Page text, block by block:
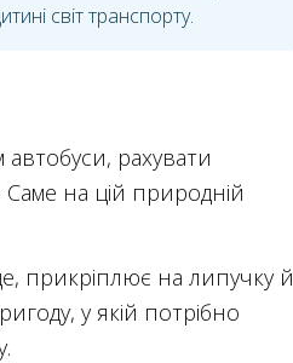
світ транспорту.
рахувати
на цій природній
прикріплює на липучку й
у якій потрібно